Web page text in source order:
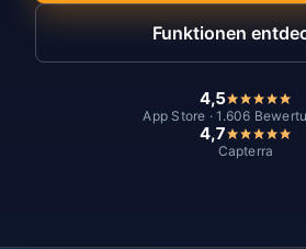
Funktionen
4,5
App Store · 1.606
4,7
Capterra